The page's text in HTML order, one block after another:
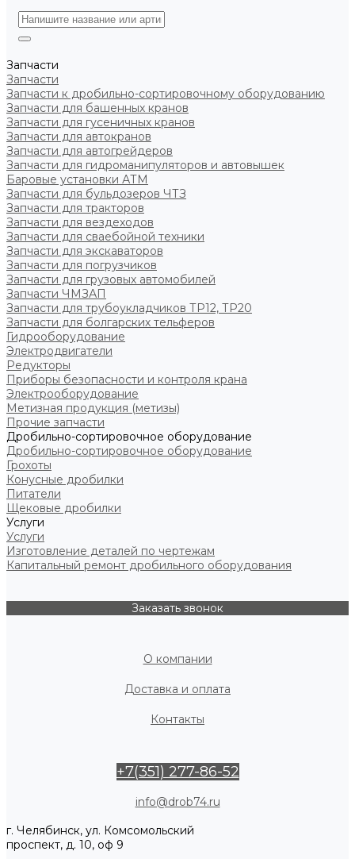
Запчасти
Запчасти
Запчасти к дробильно-сортировочному оборудованию
Запчасти для башенных кранов
Запчасти для гусеничных кранов
Запчасти для автокранов
Запчасти для автогрейдеров
Запчасти для гидроманипуляторов и автовышек
Баровые установки АТМ
Запчасти для бульдозеров ЧТЗ
Запчасти для тракторов
Запчасти для вездеходов
Запчасти для сваебойной техники
Запчасти для экскаваторов
Запчасти для погрузчиков
Запчасти для грузовых автомобилей
Запчасти ЧМЗАП
Запчасти для трубоукладчиков ТР12, ТР20
Запчасти для болгарских тельферов
Гидрооборудование
Электродвигатели
Редукторы
Приборы безопасности и контроля крана
Электрооборудование
Метизная продукция (метизы)
Прочие запчасти
Дробильно-сортировочное оборудование
Дробильно-сортировочное оборудование
Грохоты
Конусные дробилки
Питатели
Щековые дробилки
Услуги
Услуги
Изготовление деталей по чертежам
Капитальный ремонт дробильного оборудования
Заказать звонок
О компании
Доставка и оплата
Контакты
+7(351) 277-86-52
info@drob74.ru
г. Челябинск, ул. Комсомольский
проспект, д. 10, оф 9